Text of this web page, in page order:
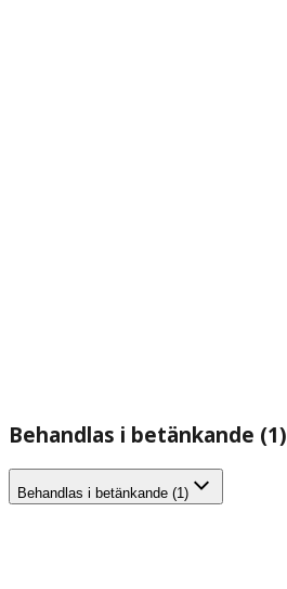
Behandlas i betänkande (1)
Behandlas i betänkande (1)